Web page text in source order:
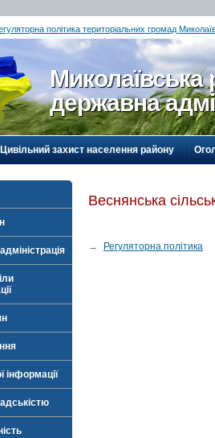
політика територіальних громад
Миколаївська
державна
Цивільний захист населення району
інформації
Веснянська
→ Регуляторна політика